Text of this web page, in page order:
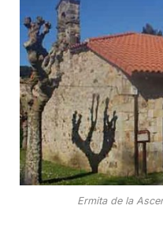
Ermita de la